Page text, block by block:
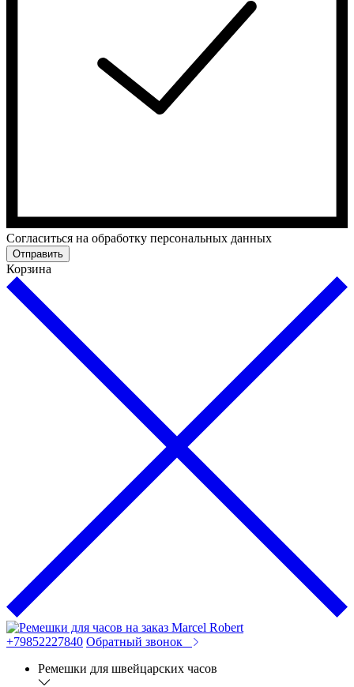
Cогласиться на обработку персональных данных
Отправить
Корзина
+79852227840 Обратный звонок
Ремешки для швейцарских часов